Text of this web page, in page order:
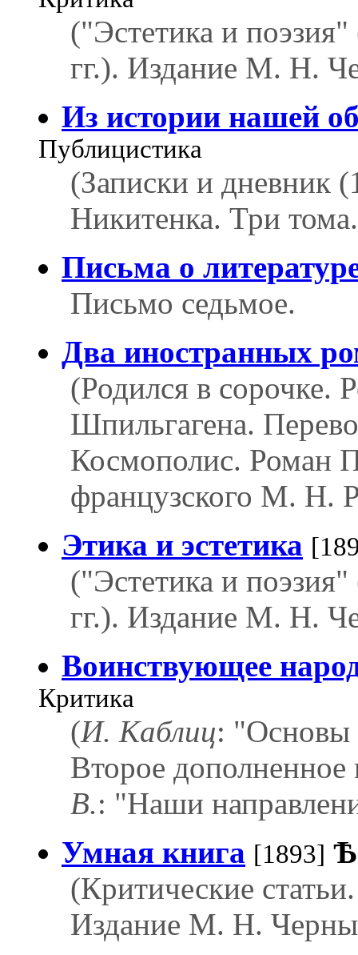
("Эстетика и
гг.). Издание М. Н.
Из истории нашей
Публицистика
(Записки и дневник
Никитенка. Три
Письма о
Письмо седьмое.
Два иностранных
(Родился в сорочке.
Шпильгагена.
Космополис. Роман
французского М. Н.
Этика и эстетика
("Эстетика и
гг.). Издание М. Н.
Воинствующее
Критика
(И. Каблиц: "Основы
Второе
В.: "Наши
Умная книга [1893] Ѣ
(Критические
Издание М. Н.